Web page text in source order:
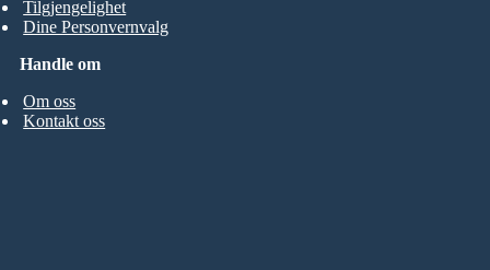
Handle om
Om oss
Kontakt oss
Tilgjengelighet
Dine Personvernvalg